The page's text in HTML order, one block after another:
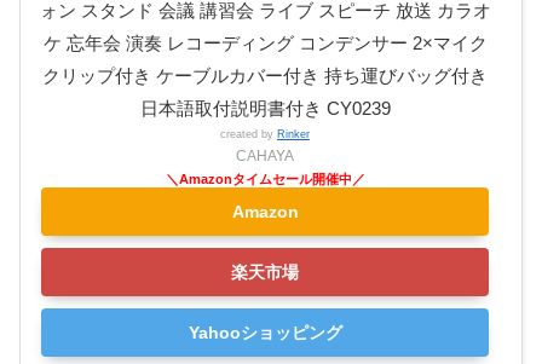
ォン スタンド 会議 講習会 ライブ スピーチ 放送 カラオ
ケ 忘年会 演奏 レコーディング コンデンサー 2×マイク
クリップ付き ケーブルカバー付き 持ち運びバッグ付き
日本語取付説明書付き CY0239
created by Rinker
CAHAYA
Amazon
楽天市場
Yahooショッピング